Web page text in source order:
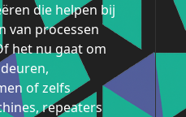
die helpen bij
van processen
het nu gaat om
of zelfs
repeaters